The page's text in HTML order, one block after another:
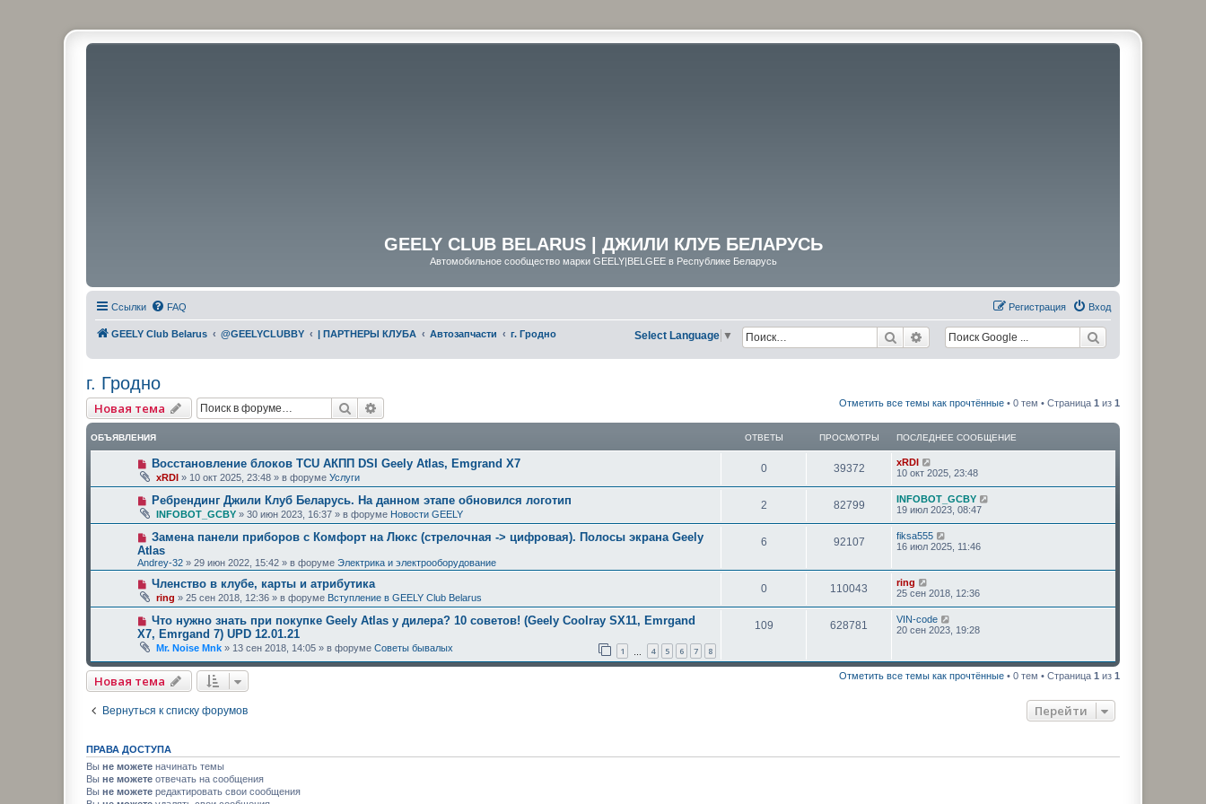
GEELY CLUB BELARUS | ДЖИЛИ КЛУБ БЕЛАРУСЬ
Автомобильное сообщество марки GEELY|BELGEE в Республике Беларусь
Ссылки FAQ Вход
Регистрация
GEELY Club Belarus @GEELYCLUBBY | ПАРТНЕРЫ КЛУБА Автозапчасти г. Гродно Поиск Расширенный поиск
Select Language ▼
г. Гродно
Новая тема Поиск Отметить все темы как прочтённые • 0 тем • Страница 1 из 1
ОБЪЯВЛЕНИЯ ОТВЕТЫ ПРОСМОТРЫ ПОСЛЕДНЕЕ СООБЩЕНИЕ
Восстановление блоков TCU АКПП DSI Geely Atlas, Emgrand X7
xRDI » 10 окт 2025, 23:48 » в форуме Услуги
0 39372
xRDI
10 окт 2025, 23:48
Ребрендинг Джили Клуб Беларусь. На данном этапе обновился логотип
INFOBOT_GCBY » 30 июн 2023, 16:37 » в форуме Новости GEELY
2 82799
INFOBOT_GCBY
19 июл 2023, 08:47
Замена панели приборов с Комфорт на Люкс (стрелочная -> цифровая). Полосы экрана Geely
Atlas
Andrey-32 » 29 июн 2022, 15:42 » в форуме Электрика и электрооборудование
6 92107
fiksa555
16 июл 2025, 11:46
Членство в клубе, карты и атрибутика
ring » 25 сен 2018, 12:36 » в форуме Вступление в GEELY Club Belarus
0 110043
ring
25 сен 2018, 12:36
Что нужно знать при покупке Geely Atlas у дилера? 10 советов! (Geely Coolray SX11, Emrgand
X7, Emrgand 7) UPD 12.01.21
Mr. Noise Mnk » 13 сен 2018, 14:05 » в форуме Советы бывалых 1 4 5 6 7 8
109 628781
VIN-code
20 сен 2023, 19:28
Новая тема Отметить все темы как прочтённые • 0 тем • Страница 1 из 1
Вернуться к списку форумов Перейти
ПРАВА ДОСТУПА
Вы не можете начинать темы
Вы не можете отвечать на сообщения
Вы не можете редактировать свои сообщения